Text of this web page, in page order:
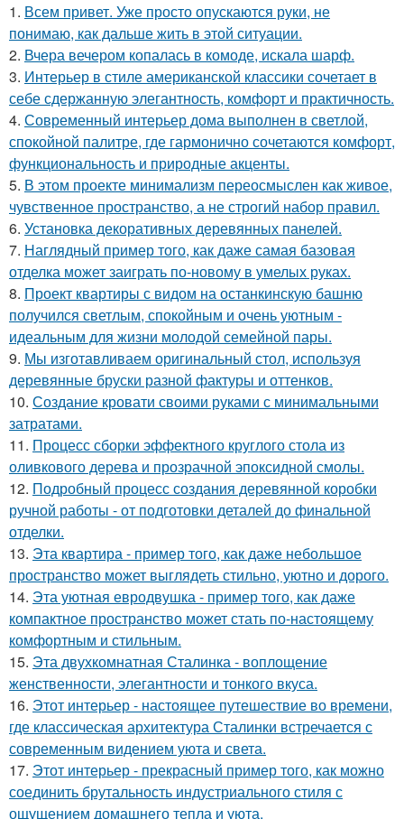
1. Всем привет. Уже просто опускаются руки, не
понимаю, как дальше жить в этой ситуации.
2. Вчера вечером копалась в комоде, искала шарф.
3. Интерьер в стиле американской классики сочетает в
себе сдержанную элегантность, комфорт и практичность.
4. Современный интерьер дома выполнен в светлой,
спокойной палитре, где гармонично сочетаются комфорт,
функциональность и природные акценты.
5. В этом проекте минимализм переосмыслен как живое,
чувственное пространство, а не строгий набор правил.
6. Установка декоративных деревянных панелей.
7. Наглядный пример того, как даже самая базовая
отделка может заиграть по-новому в умелых руках.
8. Проект квартиры с видом на останкинскую башню
получился светлым, спокойным и очень уютным -
идеальным для жизни молодой семейной пары.
9. Мы изготавливаем оригинальный стол, используя
деревянные бруски разной фактуры и оттенков.
10. Создание кровати своими руками с минимальными
затратами.
11. Процесс сборки эффектного круглого стола из
оливкового дерева и прозрачной эпоксидной смолы.
12. Подробный процесс создания деревянной коробки
ручной работы - от подготовки деталей до финальной
отделки.
13. Эта квартира - пример того, как даже небольшое
пространство может выглядеть стильно, уютно и дорого.
14. Эта уютная евродвушка - пример того, как даже
компактное пространство может стать по-настоящему
комфортным и стильным.
15. Эта двухкомнатная Сталинка - воплощение
женственности, элегантности и тонкого вкуса.
16. Этот интерьер - настоящее путешествие во времени,
где классическая архитектура Сталинки встречается с
современным видением уюта и света.
17. Этот интерьер - прекрасный пример того, как можно
соединить брутальность индустриального стиля с
ощущением домашнего тепла и уюта.